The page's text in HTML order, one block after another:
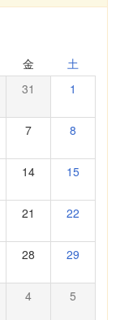
金 土
31 1
7 8
14 15
21 22
28 29
4 5